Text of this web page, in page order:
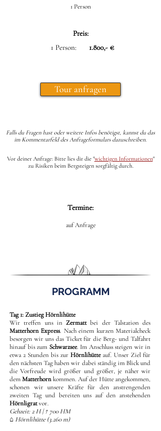
1 Person
Preis:
1 Person:
1.800,- €
Tour anfragen
Falls du Fragen hast oder weitere Infos benötigst, kannst du das
im Kommentarfeld des Anfrageformulars dazuschreiben.
Vor deiner Anfrage: Bitte lies dir die "wichtigen Informationen"
zu Risiken beim Bergsteigen sorgfältig durch.
Termine:
auf Anfrage
PROGRAMM
Tag 1: Zustieg Hörnlihütte
Wir treffen uns in Zermattbei der Talstation des
Matterhorn Express. Nach einem kurzen Materialcheck
besorgen wir uns das Ticket für die Berg- und Talfahrt
hinauf bis zum Schwarzsee. Im Anschluss steigen wir in
etwa 2 Stunden bis zur Hörnlihütteauf. Unser Ziel für
den nächsten Tag haben wir dabei ständig im Blick und
die Vorfreude wird größer und größer, je näher wir
demMatterhornkommen. Auf der Hütte angekommen,
schonen wir unsere Kräfte für den anstrengenden
zweiten Tag und bereiten uns auf den anstehenden
Hörnligratvor.
Gehzeit: 2 H | ↑ 700 HM
⌂ Hörnlihütte (3.260 m)